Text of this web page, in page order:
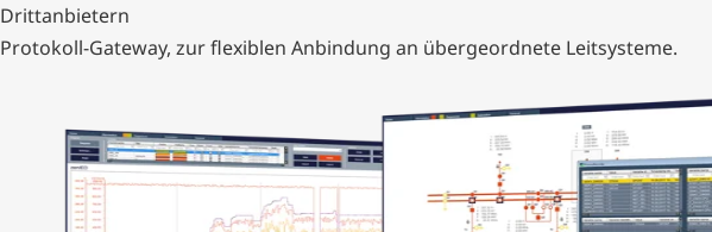
Drittanbietern
Protokoll-Gateway, zur flexiblen Anbindung an übergeordnete Leitsysteme.